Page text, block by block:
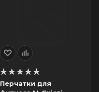
Перчатки для